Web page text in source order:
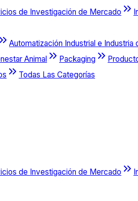
de Investigación de Mercado
Automatización Industrial e Industria
Animal Packaging
Todas Las Categorías
de Investigación de Mercado